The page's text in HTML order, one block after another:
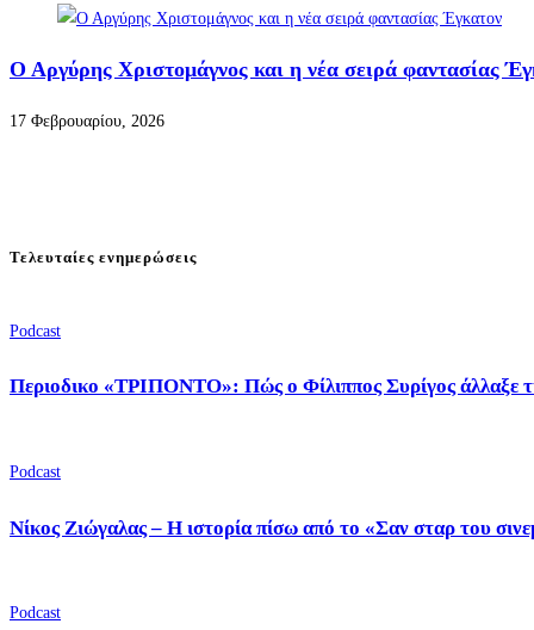
Ο Αργύρης Χριστομάγνος και η νέα σειρά φαντασίας
17 Φεβρουαρίου, 2026
Τελευταίες ενημερώσεις
Podcast
Περιοδικο «ΤΡΙΠΟΝΤΟ»: Πώς ο Φίλιππος Συρίγος άλλαξε
Podcast
Νίκος Ζιώγαλας – Η ιστορία πίσω από το «Σαν σταρ του
Podcast